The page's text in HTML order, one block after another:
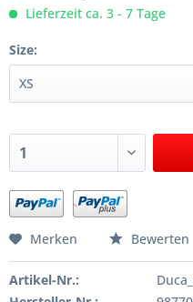
Lieferzeit ca. 3 - 7 Tage
Size:
Merken Bewerten
Artikel-Nr.: